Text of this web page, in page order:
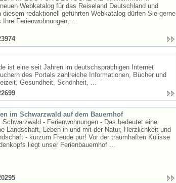
Webkatalog für das Reiseland Deutschland und
diesem redaktionell geführten Webkatalog dürfen Sie gerne
Ihre Ferienwohnungen, ...
ist eine seit Jahren im deutschsprachigen Internet
des Portals zahlreiche Informationen, Bücher und
Gesundheit, Schönheit, ...
im Schwarzwald auf dem Bauernhof
Schwarzwald - Ferienwohnungen - Das bedeutet eine
Landschaft, Leben in und mit der Natur, Herzlichkeit und
- kurzum Freude pur! Vor der traumhaften Kulisse
liegt unser Ferienbauernhof ...